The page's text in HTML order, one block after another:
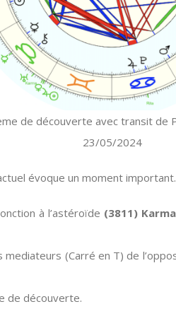
de découverte avec transit de
23/05/2024
évoque un moment important.
à l’astéroïde (3811) Karma
(Carré en T) de
de découverte.